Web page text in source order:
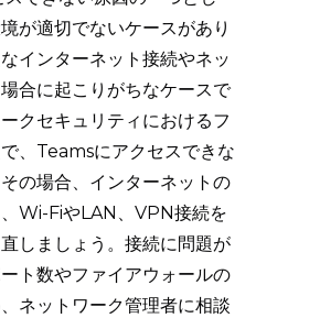
が適切でないケースがあり
インターネット接続やネッ
合に起こりがちなケースで
クセキュリティにおけるフ
、Teamsにアクセスできな
の場合、インターネットの
Wi-FiやLAN、VPN接続を
しましょう。接続に問題が
ト数やファイアウォールの
ネットワーク管理者に相談